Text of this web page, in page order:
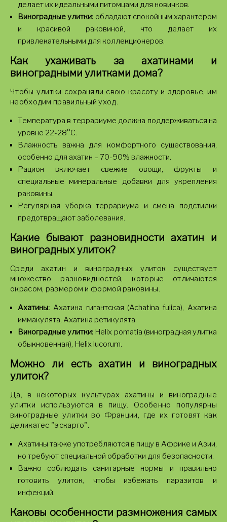
делает их идеальными питомцами для новичков.
Виноградные улитки: обладают спокойным характером
и красивой раковиной, что делает их
привлекательными для коллекционеров.
Как ухаживать за ахатинами и
виноградными улитками дома?
Чтобы улитки сохраняли свою красоту и здоровье, им
необходим правильный уход.
Температура в террариуме должна поддерживаться на
уровне 22-28°C.
Влажность важна для комфортного существования,
особенно для ахатин – 70-90% влажности.
Рацион включает свежие овощи, фрукты и
специальные минеральные добавки для укрепления
раковины.
Регулярная уборка террариума и смена подстилки
предотвращают заболевания.
Какие бывают разновидности ахатин и
виноградных улиток?
Среди ахатин и виноградных улиток существует
множество разновидностей, которые отличаются
окрасом, размером и формой раковины.
Ахатины: Ахатина гигантская (Achatina fulica), Ахатина
иммакулята, Ахатина ретикулята.
Виноградные улитки: Helix pomatia (виноградная улитка
обыкновенная), Helix lucorum.
Можно ли есть ахатин и виноградных
улиток?
Да, в некоторых культурах ахатины и виноградные
улитки используются в пищу. Особенно популярны
виноградные улитки во Франции, где их готовят как
деликатес "эскарго".
Ахатины также употребляются в пищу в Африке и Азии,
но требуют специальной обработки для безопасности.
Важно соблюдать санитарные нормы и правильно
готовить улиток, чтобы избежать паразитов и
инфекций.
Каковы особенности размножения самых